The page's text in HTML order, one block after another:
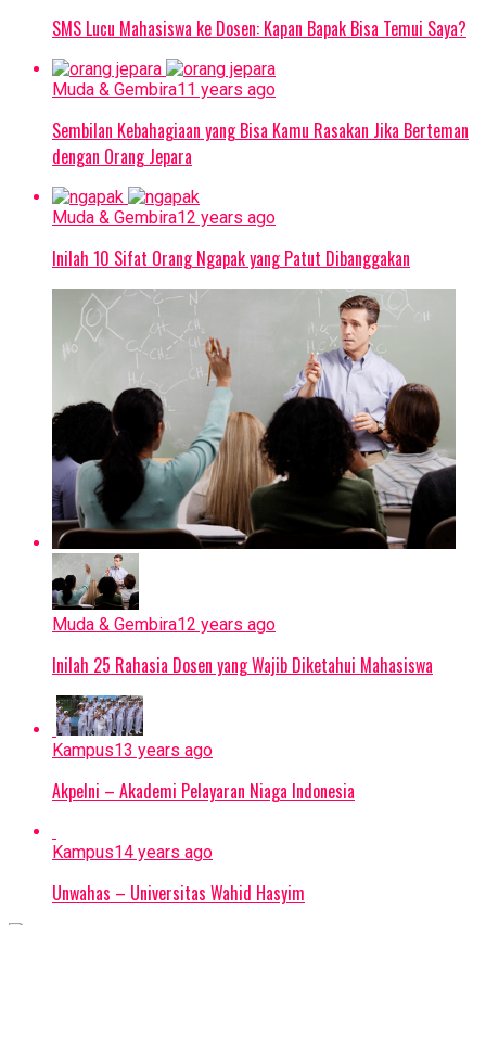
SMS Lucu Mahasiswa ke Dosen: Kapan Bapak Bisa Temui Saya?
Muda & Gembira11 years ago
Sembilan Kebahagiaan yang Bisa Kamu Rasakan Jika Berteman
dengan Orang Jepara
Muda & Gembira12 years ago
Inilah 10 Sifat Orang Ngapak yang Patut Dibanggakan
Muda & Gembira12 years ago
Inilah 25 Rahasia Dosen yang Wajib Diketahui Mahasiswa
Kampus13 years ago
Akpelni – Akademi Pelayaran Niaga Indonesia
Kampus14 years ago
Unwahas – Universitas Wahid Hasyim